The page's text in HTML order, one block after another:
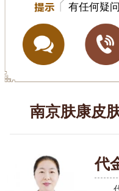
有任何疑
南京肤康皮
代